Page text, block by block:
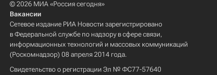
© 2026 МИА «Россия сегодня»
Вакансии
Сетевое издание РИА Новости зарегистрировано
в Федеральной службе по надзору в сфере связи,
информационных технологий и массовых коммуникаций
(Роскомнадзор) 08 апреля 2014 года.
Свидетельство о регистрации Эл № ФС77-57640